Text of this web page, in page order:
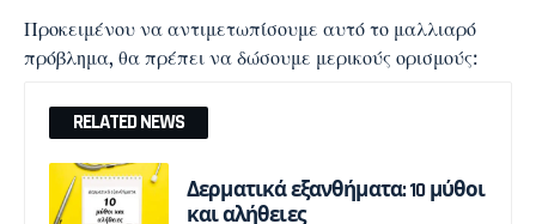
Προκειμένου να αντιμετωπίσουμε αυτό το μαλλιαρό
πρόβλημα, θα πρέπει να δώσουμε μερικούς ορισμούς:
RELATED NEWS
Δερματικά εξανθήματα: 10 μύθοι
και αλήθειες